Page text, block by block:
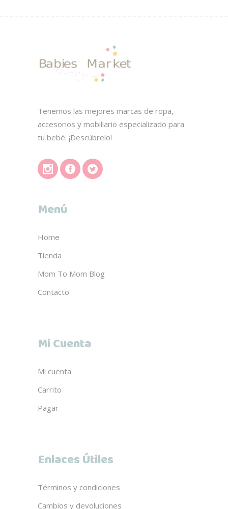
Tenemos las mejores marcas de ropa,
accesorios y mobiliario especializado para
tu bebé. ¡Descúbrelo!
Menú
Home
Tienda
Mom To Mom Blog
Contacto
Mi Cuenta
Mi cuenta
Carrito
Pagar
Enlaces Útiles
Términos y condiciones
Cambios y devoluciones